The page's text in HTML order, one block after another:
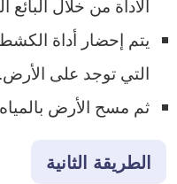
يتم إحضار أداة
التي توجد على الأرض.
ثم مسح الأرض بالمياه
الطريقة الثانية